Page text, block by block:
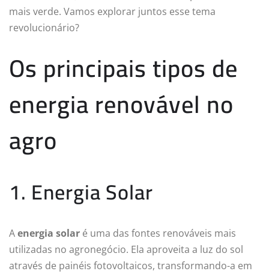
mais verde. Vamos explorar juntos esse tema
revolucionário?
Os principais tipos de
energia renovável no
agro
1. Energia Solar
Aenergia solar é uma das fontes renováveis mais
utilizadas no agronegócio. Ela aproveita a luz do sol
através de painéis fotovoltaicos, transformando-a em